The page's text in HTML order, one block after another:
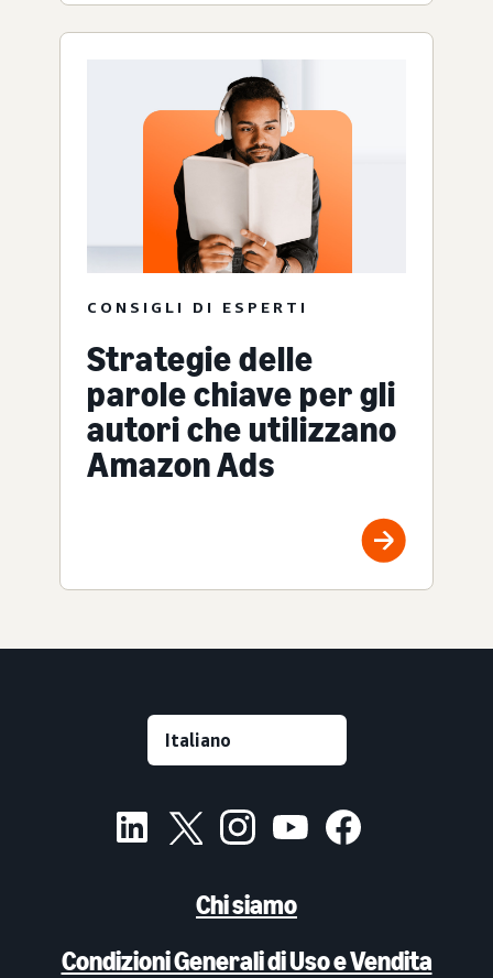
CONSIGLI DI ESPERTI
Strategie delle
parole chiave per gli
autori che utilizzano
Amazon Ads
Chi siamo
Condizioni Generali di Uso e Vendita